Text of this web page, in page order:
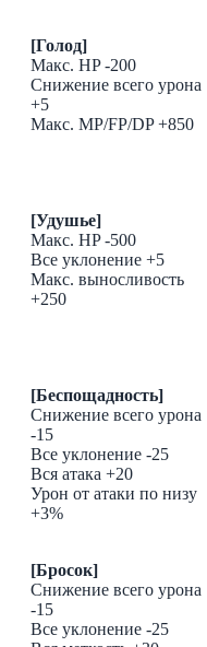
[Голод]
Макс. HP -200
Снижение всего урона
+5
Макс. MP/FP/DP +850
[Удушье]
Макс. HP -500
Все уклонение +5
Макс. выносливость
+250
[Беспощадность]
Снижение всего урона
-15
Все уклонение -25
Вся атака +20
Урон от атаки по низу
+3%
[Бросок]
Снижение всего урона
-15
Все уклонение -25